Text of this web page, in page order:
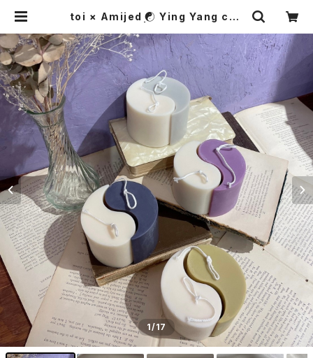
toi × Amijed ☯ Ying Yang can
1/17